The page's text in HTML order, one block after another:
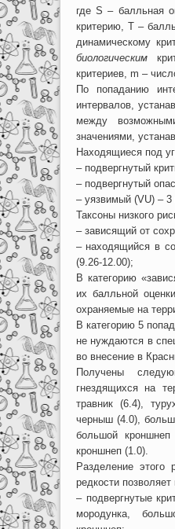
где S – балльная
критерию, T –
динамическому
биологическим
критериев, m –
По попаданию
интервалов,
между
значениями,
Находящиеся под
– подвергнутый
– подвергнутый
– уязвимый (VU) – 3
Таксоны низкого
– зависящий от
– находящийся в
(9.26-12.00);
В категорию
их балльной
охраняемые на
В категорию 5
не нуждаются в
во внесение в
Получены
гнездящихся на
травник (6.4),
черныш (4.0),
большой
кроншнеп (1.0).
Разделение
редкости
– подвергнутые
мородунка,